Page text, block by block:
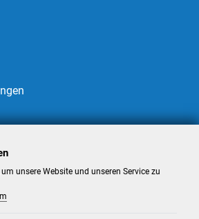
Suchen
unsere Website und unseren Service zu